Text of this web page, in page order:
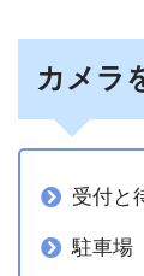
カメラ
受付と
駐車場